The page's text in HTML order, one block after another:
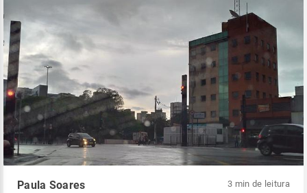
Paula Soares 3 min de leitura